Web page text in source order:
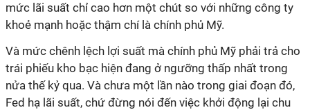
mức lãi suất chỉ cao hơn một chút so với những công ty
khoẻ mạnh hoặc thậm chí là chính phủ Mỹ.
Và mức chênh lệch lợi suất mà chính phủ Mỹ phải trả cho
trái phiếu kho bạc hiện đang ở ngưỡng thấp nhất trong
nửa thế kỷ qua. Và chưa một lần nào trong giai đoạn đó,
Fed hạ lãi suất, chứ đừng nói đến việc khởi động lại chu